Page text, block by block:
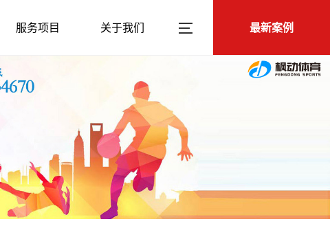
最新案例
服务项目 关于我们